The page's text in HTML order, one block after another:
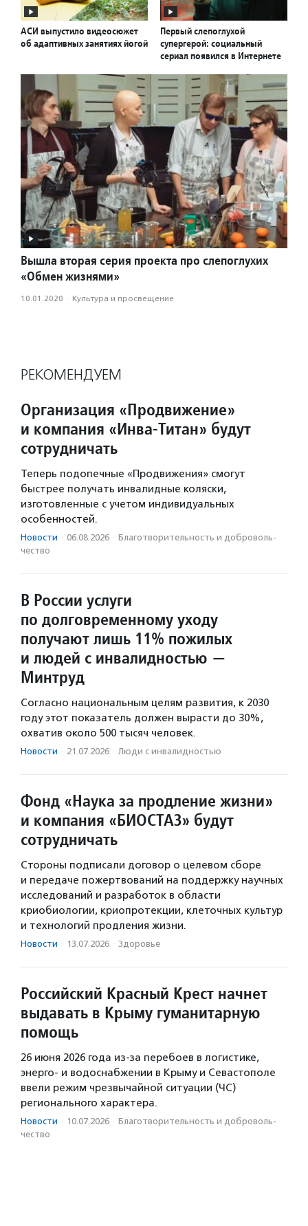
АСИ выпустило видеосюжет
об адаптивных занятиях йогой
Первый слепоглухой
супергерой: социальный
сериал появился в Интернете
Вышла вторая серия проекта про слепоглухих
«Обмен жизнями»
10.01.2020 · Культура и просвещение
РЕКОМЕНДУЕМ
Организация «Продвижение»
и компания «Инва-Титан» будут
сотрудничать
Теперь подопечные «Продвижения» смогут
быстрее получать инвалидные коляски,
изготовленные с учетом индивидуальных
особенностей.
Новости · 06.08.2026 · Благотвори­тель­ность и доброволь­
чест­во
В России услуги
по долговременному уходу
получают лишь 11% пожилых
и людей с инвалидностью —
Минтруд
Согласно национальным целям развития, к 2030
году этот показатель должен вырасти до 30%,
охватив около 500 тысяч человек.
Новости · 21.07.2026 · Люди с инвалидностью
Фонд «Наука за продление жизни»
и компания «БИОСТАЗ» будут
сотрудничать
Стороны подписали договор о целевом сборе
и передаче пожертвований на поддержку научных
исследований и разработок в области
криобиологии, криопротекции, клеточных культур
и технологий продления жизни.
Новости · 13.07.2026 · Здоровье
Российский Красный Крест начнет
выдавать в Крыму гуманитарную
помощь
26 июня 2026 года из-за перебоев в логистике,
энерго- и водоснабжении в Крыму и Севастополе
ввели режим чрезвычайной ситуации (ЧС)
регионального характера.
Новости · 10.07.2026 · Благотвори­тель­ность и доброволь­
чест­во